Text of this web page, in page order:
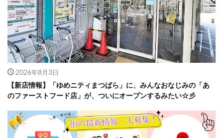
2026年8月3日
【新店情報】「ゆめニティまつばら」に、みんなおなじみの「あ
のファーストフード店」が、ついにオープンするみたい☆彡